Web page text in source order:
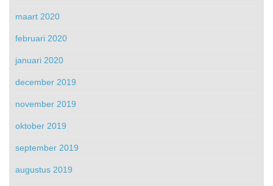
maart 2020
februari 2020
januari 2020
december 2019
november 2019
oktober 2019
september 2019
augustus 2019